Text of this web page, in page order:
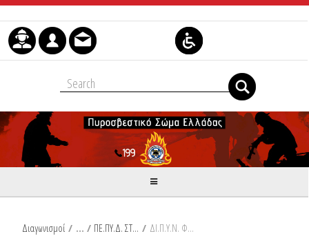
Skip to Content
Διαγωνισμοί / ΠΕ.ΠΥ.Δ. ΣΤΕΡΕΑΣ ΕΛΛΑΔΑΣ / ΔΙ.Π.Υ.Ν. ΦΘΙΩΤΙΔΑΣ ΚΑΙ Π.Υ. ΛΑΜΙΑΣ